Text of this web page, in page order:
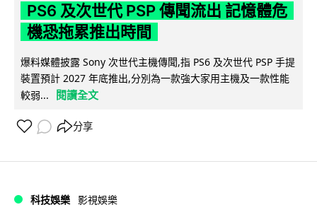
PS6 及次世代 PSP 傳聞流出 記憶體危
機恐拖累推出時間
爆料媒體披露 Sony 次世代主機傳聞,指 PS6 及次世代 PSP 手提
裝置預計 2027 年底推出,分別為一款強大家用主機及一款性能
較弱...
閱讀全文
分享
科技娛樂 影視娛樂